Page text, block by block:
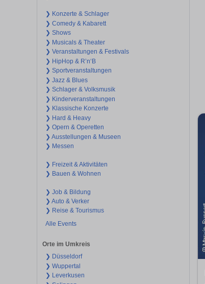
❯ Konzerte & Schlager
❯ Comedy & Kabarett
❯ Shows
❯ Musicals & Theater
❯ Veranstaltungen & Festivals
❯ HipHop & R’n‘B
❯ Sportveranstaltungen
❯ Jazz & Blues
❯ Schlager & Volksmusik
❯ Kinderveranstaltungen
❯ Klassische Konzerte
❯ Hard & Heavy
❯ Opern & Operetten
❯ Ausstellungen & Museen
❯ Messen
❯ Freizeit & Aktivitäten
❯ Bauen & Wohnen
❯ Job & Bildung
❯ Auto & Verker
❯ Reise & Tourismus
Alle Events
Orte im Umkreis
❯ Düsseldorf
❯ Wuppertal
❯ Leverkusen